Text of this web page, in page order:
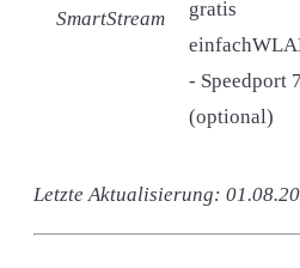
SmartStream
gratis
- Speedport 7
(optional)
Letzte Aktualisierung: